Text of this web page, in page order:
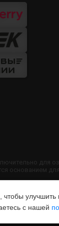
для
без
с нашей